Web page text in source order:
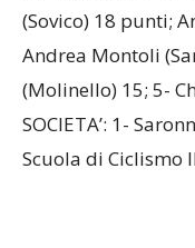
(Sovico) 18 punti;
Andrea Montoli
(Molinello) 15; 5-
SOCIETA’: 1-
Scuola di Ciclismo